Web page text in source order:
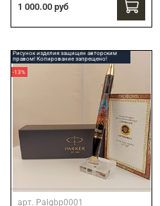
1 000.00 руб
Рисунок изделия защищен авторским
правом! Копирование запрещено!
-13%
арт. Palgbp0001